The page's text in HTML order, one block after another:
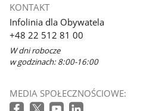
się
w
nowym
oknie
KONTAKT
Infolinia dla Obywatela
+48 22 512 81 00
W dni robocze
w godzinach: 8:00-16:00
MEDIA SPOŁECZNOŚCIOWE: